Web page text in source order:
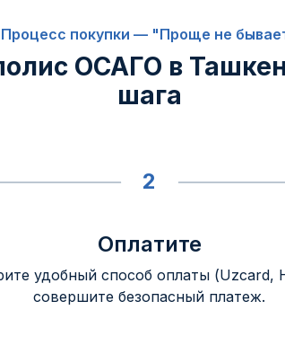
Процесс покупки — "Проще не
ОСАГО в
шага
2
Оплатите
удобный способ оплаты (Uzcard,
совершите безопасный платеж.